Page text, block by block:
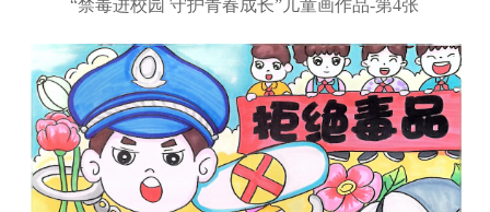
“禁毒进校园 守护青春成长”儿童画作品-第4张